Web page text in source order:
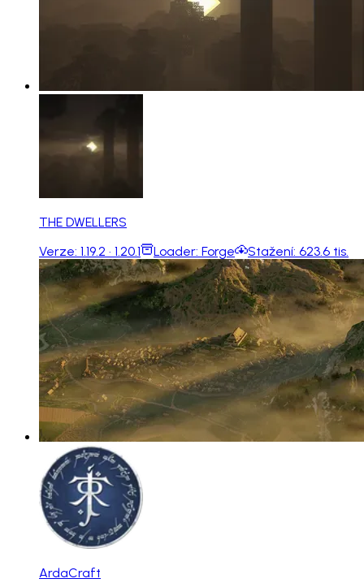
THE DWELLERS
Verze: 1.19.2 · 1.20.1 Loader: Forge Stažení: 623.6 tis.
ArdaCraft